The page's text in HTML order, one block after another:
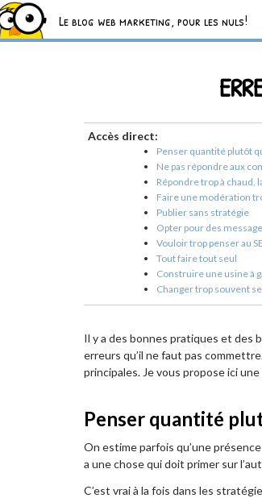
Le blog web marketing, pour les nuls!
Accès direct:
Penser quantité plutôt
Ne pas répondre aux
Répondre trop à chaud,
Faire une modération
Publier sans stratégie
Opter pour des
Vouloir trop penser au
Tout faire tout seul
Construire une usine à
Changer trop souvent
Il y a des bonnes pratiques et des
erreurs qu’il ne faut pas
principales. Je vous propose ici
Penser quantité
On estime parfois qu’une
a une chose qui doit primer sur
C’est vrai à la fois dans les